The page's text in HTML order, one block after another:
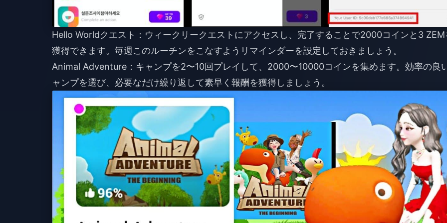
Hello Worldクエスト：ウィークリークエストにアクセスし、完了することで2000コインと3 ZEM
獲得できます。毎週このルーチンをこなすようリマインダーを設定しておきましょう。
Animal Adventure：キャンプを2〜10回プレイして、2000〜10000コインを集めます。効率の良
ャンプを選び、必要なだけ繰り返して素早く報酬を獲得しましょう。